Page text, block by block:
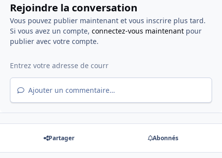
Rejoindre la conversation
Vous pouvez publier maintenant et vous inscrire plus tard.
Si vous avez un compte, connectez-vous maintenantpour
publier avec votre compte.
Ajouter un commentaire…
Partager Abonnés